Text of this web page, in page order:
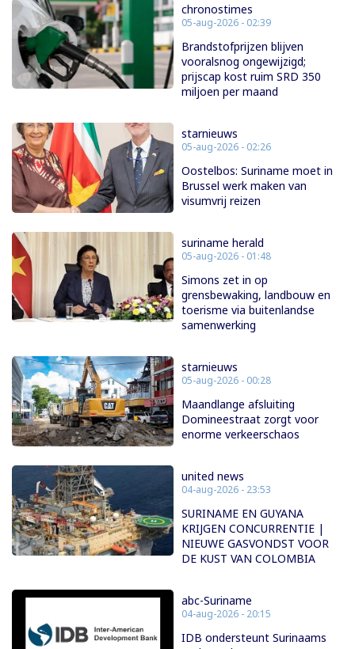
chronostimes
05-aug-2026 - 02:39
Brandstofprijzen blijven
vooralsnog ongewijzigd;
prijscap kost ruim SRD 350
miljoen per maand
starnieuws
05-aug-2026 - 02:26
Oostelbos: Suriname moet in
Brussel werk maken van
visumvrij reizen
suriname herald
05-aug-2026 - 01:48
Simons zet in op
grensbewaking, landbouw en
toerisme via buitenlandse
samenwerking
starnieuws
05-aug-2026 - 00:28
Maandlange afsluiting
Domineestraat zorgt voor
enorme verkeerschaos
united news
04-aug-2026 - 23:53
SURINAME EN GUYANA
KRIJGEN CONCURRENTIE |
NIEUWE GASVONDST VOOR
DE KUST VAN COLOMBIA
abc-Suriname
04-aug-2026 - 20:15
IDB ondersteunt Surinaams